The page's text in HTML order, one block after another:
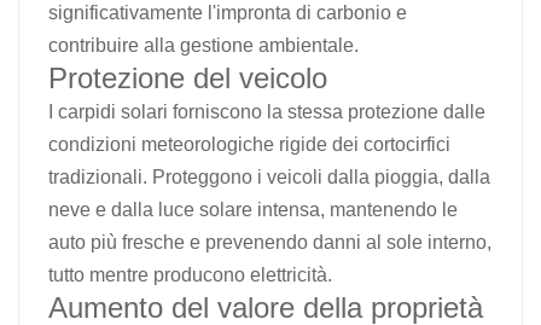
significativamente l'impronta di carbonio e
contribuire alla gestione ambientale.
Protezione del veicolo
I carpidi solari forniscono la stessa protezione dalle
condizioni meteorologiche rigide dei cortocirfici
tradizionali. Proteggono i veicoli dalla pioggia, dalla
neve e dalla luce solare intensa, mantenendo le
auto più fresche e prevenendo danni al sole interno,
tutto mentre producono elettricità.
Aumento del valore della proprietà